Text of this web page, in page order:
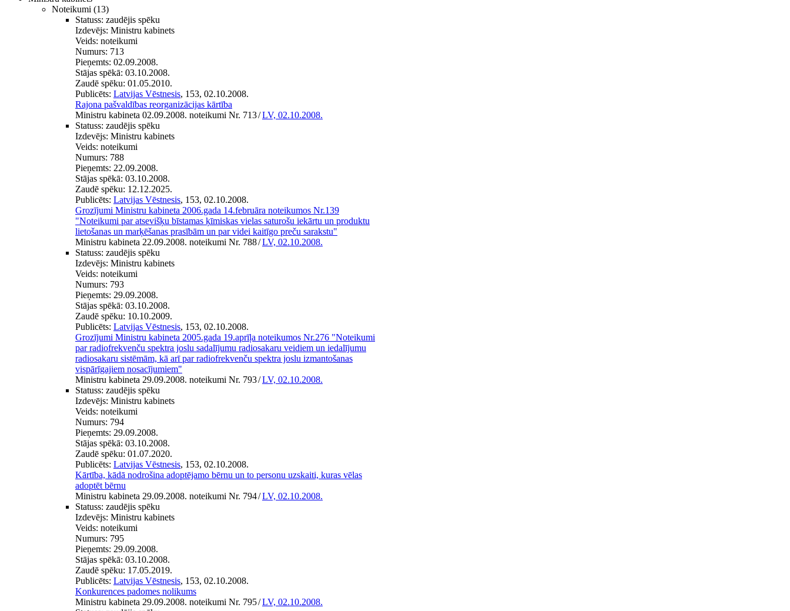
Noteikumi (13)
Statuss: zaudējis spēku
Izdevējs: Ministru kabinets
Veids: noteikumi
Numurs: 713
Pieņemts: 02.09.2008.
Stājas spēkā: 03.10.2008.
Zaudē spēku: 01.05.2010.
Publicēts: Latvijas Vēstnesis, 153, 02.10.2008.
Rajona pašvaldības reorganizācijas kārtība
Ministru kabineta 02.09.2008. noteikumi Nr. 713/LV, 02.10.2008.
Statuss: zaudējis spēku
Izdevējs: Ministru kabinets
Veids: noteikumi
Numurs: 788
Pieņemts: 22.09.2008.
Stājas spēkā: 03.10.2008.
Zaudē spēku: 12.12.2025.
Publicēts: Latvijas Vēstnesis, 153, 02.10.2008.
Grozījumi Ministru kabineta 2006.gada 14.februāra noteikumos Nr.139
"Noteikumi par atsevišķu bīstamas ķīmiskas vielas saturošu iekārtu un produktu
lietošanas un marķēšanas prasībām un par videi kaitīgo preču sarakstu"
Ministru kabineta 22.09.2008. noteikumi Nr. 788/LV, 02.10.2008.
Statuss: zaudējis spēku
Izdevējs: Ministru kabinets
Veids: noteikumi
Numurs: 793
Pieņemts: 29.09.2008.
Stājas spēkā: 03.10.2008.
Zaudē spēku: 10.10.2009.
Publicēts: Latvijas Vēstnesis, 153, 02.10.2008.
Grozījumi Ministru kabineta 2005.gada 19.aprīļa noteikumos Nr.276 "Noteikumi
par radiofrekvenču spektra joslu sadalījumu radiosakaru veidiem un iedalījumu
radiosakaru sistēmām, kā arī par radiofrekvenču spektra joslu izmantošanas
vispārīgajiem nosacījumiem"
Ministru kabineta 29.09.2008. noteikumi Nr. 793/LV, 02.10.2008.
Statuss: zaudējis spēku
Izdevējs: Ministru kabinets
Veids: noteikumi
Numurs: 794
Pieņemts: 29.09.2008.
Stājas spēkā: 03.10.2008.
Zaudē spēku: 01.07.2020.
Publicēts: Latvijas Vēstnesis, 153, 02.10.2008.
Kārtība, kādā nodrošina adoptējamo bērnu un to personu uzskaiti, kuras vēlas
adoptēt bērnu
Ministru kabineta 29.09.2008. noteikumi Nr. 794/LV, 02.10.2008.
Statuss: zaudējis spēku
Izdevējs: Ministru kabinets
Veids: noteikumi
Numurs: 795
Pieņemts: 29.09.2008.
Stājas spēkā: 03.10.2008.
Zaudē spēku: 17.05.2019.
Publicēts: Latvijas Vēstnesis, 153, 02.10.2008.
Konkurences padomes nolikums
Ministru kabineta 29.09.2008. noteikumi Nr. 795/LV, 02.10.2008.